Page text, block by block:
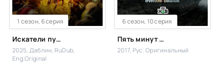
1 сезон, 6 серия
Искатели пути / Скитальцы
2025, Даблин, RuDub,
Eng.Original
6 сезон, 10 серия
Пять минут тишины
2017, Рус. Оригинальный